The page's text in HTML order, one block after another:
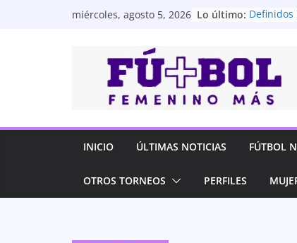
miércoles, agosto 5, 2026 Lo último: Definidos
entre las
Barcelona
Así se
Superliga
INICIO ÚLTIMAS NOTICIAS FÚTBOL
OTROS TORNEOS PERFILES